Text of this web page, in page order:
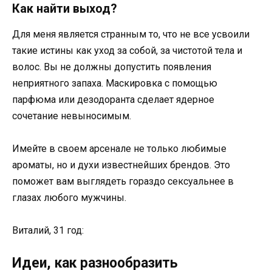
Как найти выход?
Для меня является странным то, что не все усвоили
такие истины как уход за собой, за чистотой тела и
волос. Вы не должны допустить появления
неприятного запаха. Маскировка с помощью
парфюма или дезодоранта сделает ядерное
сочетание невыносимым.
Имейте в своем арсенале не только любимые
ароматы, но и духи известнейших брендов. Это
поможет вам выглядеть гораздо сексуальнее в
глазах любого мужчины.
Виталий, 31 год:
Идеи, как разнообразить